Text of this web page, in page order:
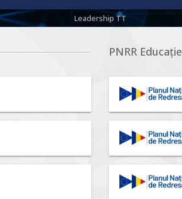
Leadership TT
PNRR Educație